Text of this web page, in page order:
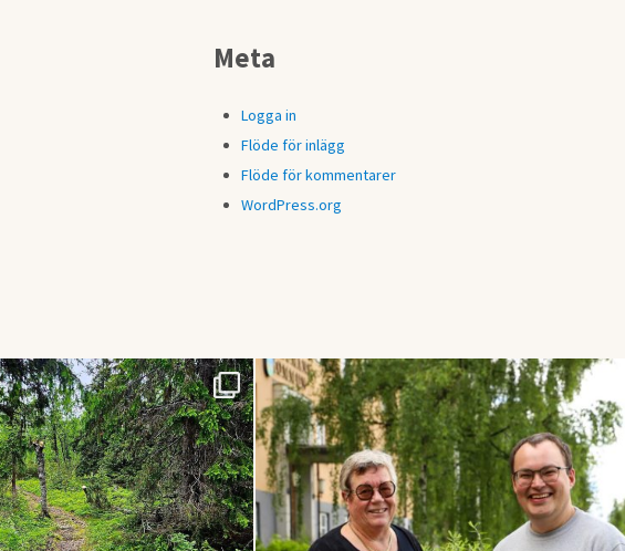
Meta
Logga in
Flöde för inlägg
Flöde för kommentarer
WordPress.org